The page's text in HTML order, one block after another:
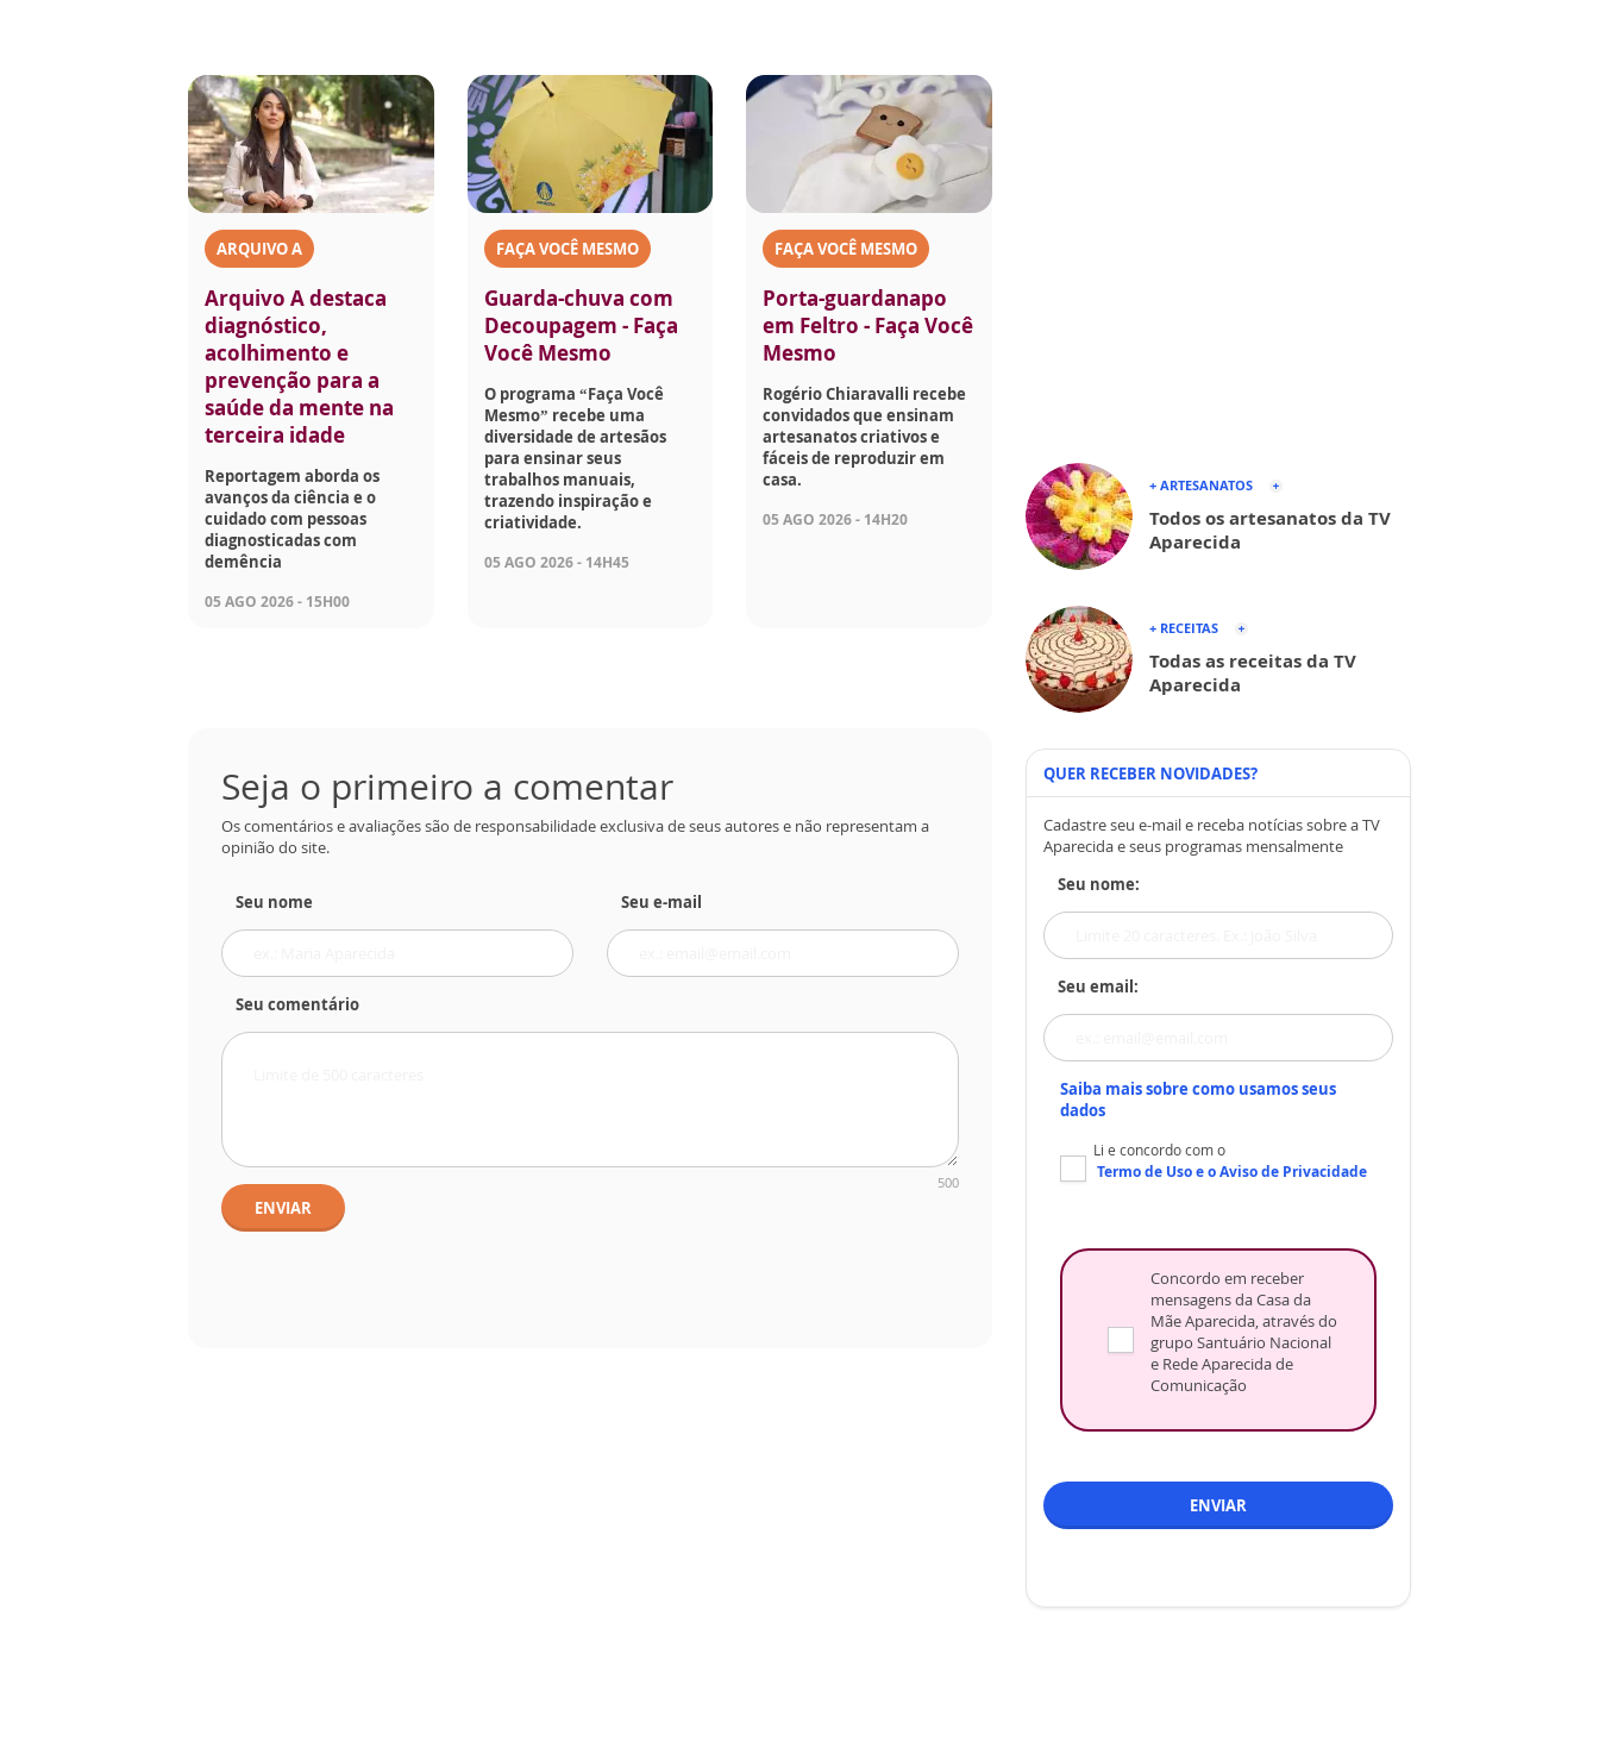
ARQUIVO A
Arquivo A destaca
diagnóstico,
acolhimento e
prevenção para a
saúde da mente na
terceira idade
Reportagem aborda os
avanços da ciência e o
cuidado com pessoas
diagnosticadas com
demência
05 AGO 2026 - 15H00
FAÇA VOCÊ MESMO
Guarda-chuva com
Decoupagem - Faça
Você Mesmo
O programa “Faça Você
Mesmo” recebe uma
diversidade de artesãos
para ensinar seus
trabalhos manuais,
trazendo inspiração e
criatividade.
05 AGO 2026 - 14H45
FAÇA VOCÊ MESMO
Porta-guardanapo
em Feltro - Faça Você
Mesmo
Rogério Chiaravalli recebe
convidados que ensinam
artesanatos criativos e
fáceis de reproduzir em
casa.
05 AGO 2026 - 14H20
Seja o primeiro a comentar
Os comentários e avaliações são de responsabilidade exclusiva de seus autores e não representam a
opinião do site.
Seu nome Seu e-mail
Seu comentário
500
ENVIAR
+ ARTESANATOS
Todos os artesanatos da TV
Aparecida
+ RECEITAS
Todas as receitas da TV
Aparecida
QUER RECEBER NOVIDADES?
Cadastre seu e-mail e receba notícias sobre a TV
Aparecida e seus programas mensalmente
Seu nome:
Seu email:
Saiba mais sobre como usamos seus
dados
Li e concordo com o
Termo de Usoe oAviso de Privacidade
Concordo em receber
mensagens da Casa da
Mãe Aparecida, através do
grupo Santuário Nacional
e Rede Aparecida de
Comunicação
ENVIAR